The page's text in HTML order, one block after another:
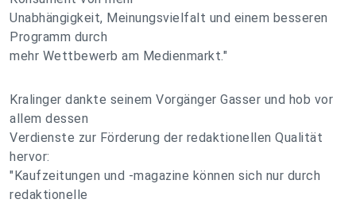
Unabhängigkeit, Meinungsvielfalt und einem besseren
Programm durch
mehr Wettbewerb am Medienmarkt."
Kralinger dankte seinem Vorgänger Gasser und hob vor
allem dessen
Verdienste zur Förderung der redaktionellen Qualität
hervor:
"Kaufzeitungen und -magazine können sich nur durch
redaktionelle